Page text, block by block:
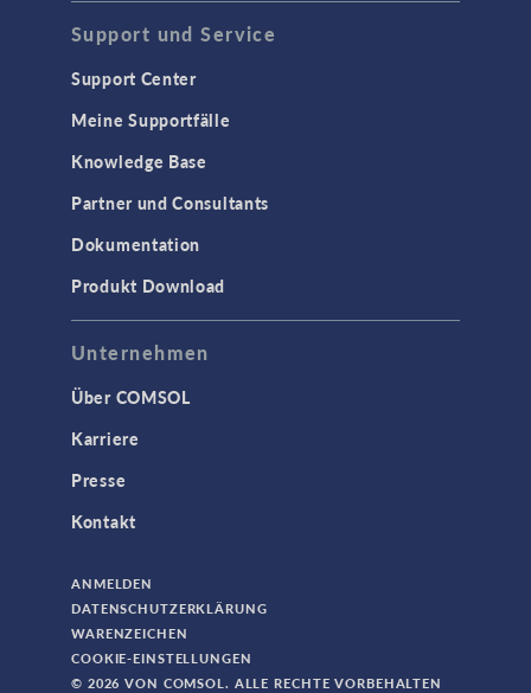
Support und Service
Support Center
Meine Supportfälle
Knowledge Base
Partner und Consultants
Dokumentation
Produkt Download
Unternehmen
Über COMSOL
Karriere
Presse
Kontakt
ANMELDEN
DATENSCHUTZERKLÄRUNG
WARENZEICHEN
COOKIE-EINSTELLUNGEN
© 2026 VON COMSOL. ALLE RECHTE VORBEHALTEN